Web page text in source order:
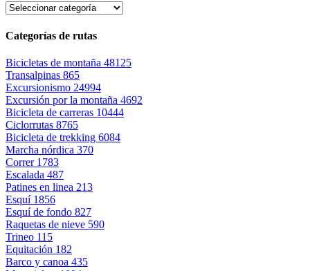
Categorías de rutas
Bicicletas de montaña 48125
Transalpinas 865
Excursionismo 24994
Excursión por la montaña 4692
Bicicleta de carreras 10444
Ciclorrutas 8765
Bicicleta de trekking 6084
Marcha nórdica 370
Correr 1783
Escalada 487
Patines en linea 213
Esquí 1856
Esquí de fondo 827
Raquetas de nieve 590
Trineo 115
Equitación 182
Barco y canoa 435